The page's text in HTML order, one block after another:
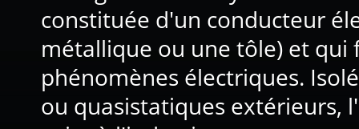
constituée d'un conducteur
métallique ou une tôle) et
phénomènes électriques.
ou quasistatiques extérieurs,